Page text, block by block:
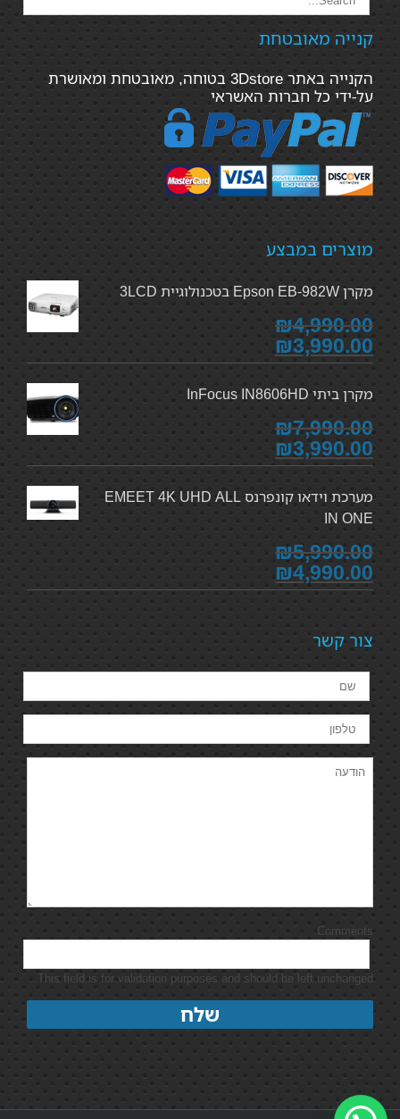
קנייה מאובטחת
הקנייה באתר 3Dstore בטוחה, מאובטחת ומאושרת
על-ידי כל חברות האשראי
מוצרים במבצע
מקרן Epson EB-982W בטכנולוגיית 3LCD
₪4,990.00
₪3,990.00
מקרן ביתי InFocus IN8606HD
₪7,990.00
₪3,990.00
מערכת וידאו קונפרנס EMEET 4K UHD ALL
IN ONE
₪5,990.00
₪4,990.00
צור קשר
Comments
This field is for validation purposes and should be left unchanged.